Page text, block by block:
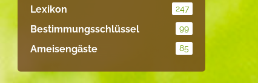
Lexikon 247
Bestimmungsschlüssel 99
Ameisengäste 85